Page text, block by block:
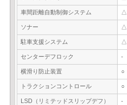
車間距離自動制御システム △
ソナー △
駐車支援システム △
センターデフロック -
横滑り防止装置 ○
トラクションコントロール ○
LSD（リミテッドスリップデフ） -